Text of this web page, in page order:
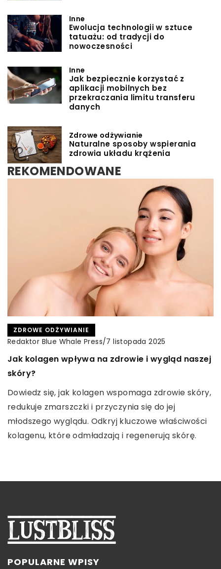
Inne
Ewolucja technologii w sztuce
tatuażu: od tradycji do
nowoczesności
Inne
Jak bezpiecznie korzystać z
aplikacji mobilnych bez
przekraczania limitu transferu
danych
Zdrowe odżywianie
Naturalne sposoby wspierania
zdrowia układu krążenia
REKOMENDOWANE
INNE
Redaktor Blue Whale Press/23 listopada 2023
Jak wybrać idealne urządzenie do domowych
projektów krawieckich?
Rozważasz zakup urządzenia do szycia do użytku
domowego? Odkryj istotne kryteria, które pomogą
Ci podjąć świadomą decyzję i wybrać doskonały
sprzęt krawiecki.
ZDROWE ODŻYWIANIE
Redaktor Blue Whale Press/7 listopada 2025
Jak kolagen wpływa na zdrowie i wygląd naszej
skóry?
Dowiedz się, jak kolagen wspomaga zdrowie skóry,
redukuje zmarszczki i przyczynia się do jej
młodszego wyglądu. Odkryj kluczowe właściwości
kolagenu, które odmładzają i regenerują skórę.
INNE
Redaktor Blue Whale Press/10 listopada 2024
Czy warto inwestować w poleasingowe laptopy
z procesorami Intel Core i7?
Zastanawiasz się, czy warto inwestować w laptopy
poleasingowe z procesorem i7? Poznaj zalety i
wady takich rozwiązań, dowiedz się, dla kogo są
one najlepszym wyborem, i jak dokonać trafnego
POPULARNE WPISY